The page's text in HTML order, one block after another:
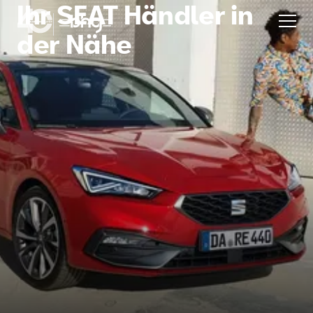
Aktion
Unternehmen
Standorte
Karriere
Ihr SEAT Händler in
der Nähe